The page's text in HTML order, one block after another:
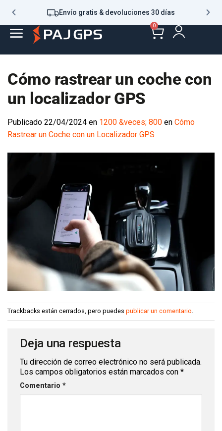
Envío gratis & devoluciones 30 días
0
Cómo rastrear un coche con
un localizador GPS
Publicado 22/04/2024 en 1200 &veces; 800 en Cómo
Rastrear un Coche con un Localizador GPS
Trackbacks están cerrados, pero puedes publicar un comentario.
Deja una respuesta
Tu dirección de correo electrónico no será publicada.
Los campos obligatorios están marcados con *
Comentario *